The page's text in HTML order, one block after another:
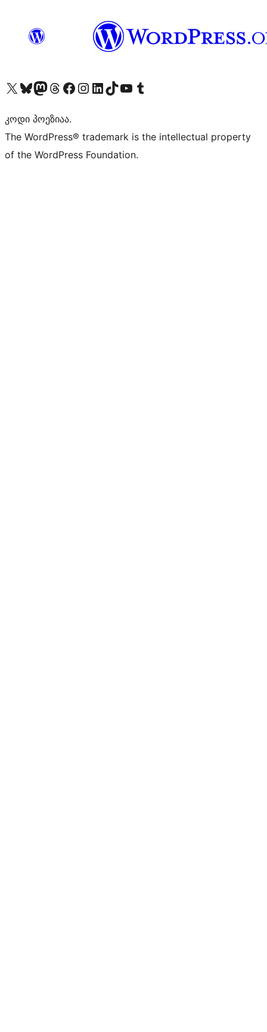
Visit our X (formerly Twitter) account
Visit our Bluesky account
Visit our Mastodon account
Visit our Threads account
Visit our Facebook page
Visit our Instagram account
Visit our LinkedIn account
Visit our TikTok account
Visit our YouTube channel
Visit our Tumblr account
კოდი პოეზიაა.
The WordPress® trademark is the intellectual property
of the WordPress Foundation.